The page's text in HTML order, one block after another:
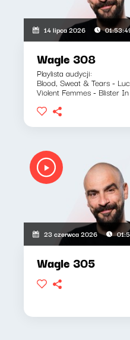
14 lipca 2026
Wagle 308
Playlista audycji:
Blood, Sweat & Tears -
Violent Femmes - Blister In
23 czerwca 2026
Wagle 305